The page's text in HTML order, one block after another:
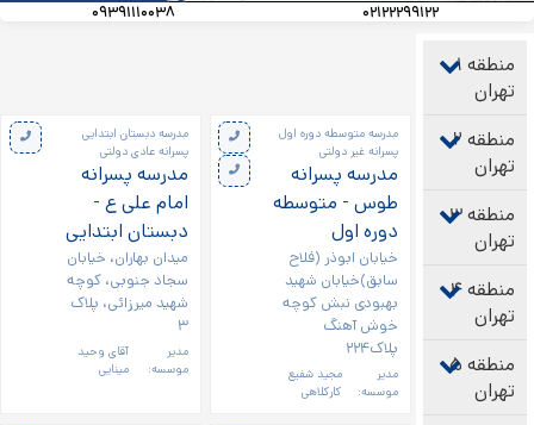
۰۲۱۲۲۲۹۹۱۲۲ ۰۹۳۹۱۱۱۰۰۳۸
منطقه ۱
تهران
منطقه ۲
تهران
منطقه ۳
تهران
منطقه ۴
تهران
منطقه ۵
تهران
مدرسه متوسطه دوره اول
پسرانه غیر دولتی
مدرسه پسرانه
طوس - متوسطه
دوره اول
خیابان ابوذر (فلاح
سابق)خیابان شهید
بهبودی نبش کوچه
خوش آهنگ
پلاک۲۲۴
مدیر
موسسه:
مجید شفیع
کارکلاهی
مدرسه دبستان ابتدایی
پسرانه عادی دولتی
مدرسه پسرانه
امام علی ع -
دبستان ابتدایی
میدان بهاران، خیابان
سجاد جنوبی، کوچه
شهید میرزائی، پلاک
۳
مدیر
موسسه:
آقای وحید
مینایی
صفحه‌ها